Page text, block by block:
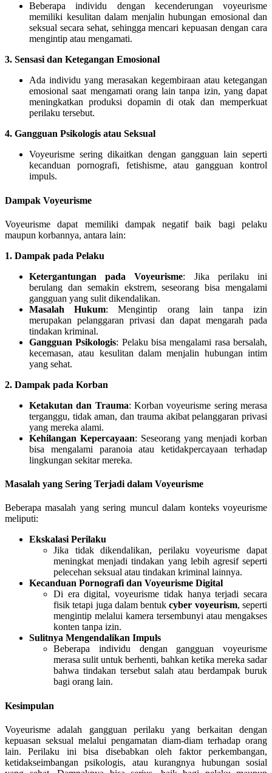
Beberapa individu dengan kecenderungan voyeurisme
memiliki kesulitan dalam menjalin hubungan emosional dan
seksual secara sehat, sehingga mencari kepuasan dengan cara
mengintip atau mengamati.
3. Sensasi dan Ketegangan Emosional
Ada individu yang merasakan kegembiraan atau ketegangan
emosional saat mengamati orang lain tanpa izin, yang dapat
meningkatkan produksi dopamin di otak dan memperkuat
perilaku tersebut.
4. Gangguan Psikologis atau Seksual
Voyeurisme sering dikaitkan dengan gangguan lain seperti
kecanduan pornografi, fetishisme, atau gangguan kontrol
impuls.
Dampak Voyeurisme
Voyeurisme dapat memiliki dampak negatif baik bagi pelaku
maupun korbannya, antara lain:
1. Dampak pada Pelaku
Ketergantungan pada Voyeurisme: Jika perilaku ini
berulang dan semakin ekstrem, seseorang bisa mengalami
gangguan yang sulit dikendalikan.
Masalah Hukum: Mengintip orang lain tanpa izin
merupakan pelanggaran privasi dan dapat mengarah pada
tindakan kriminal.
Gangguan Psikologis: Pelaku bisa mengalami rasa bersalah,
kecemasan, atau kesulitan dalam menjalin hubungan intim
yang sehat.
2. Dampak pada Korban
Ketakutan dan Trauma: Korban voyeurisme sering merasa
terganggu, tidak aman, dan trauma akibat pelanggaran privasi
yang mereka alami.
Kehilangan Kepercayaan: Seseorang yang menjadi korban
bisa mengalami paranoia atau ketidakpercayaan terhadap
lingkungan sekitar mereka.
Masalah yang Sering Terjadi dalam Voyeurisme
Beberapa masalah yang sering muncul dalam konteks voyeurisme
meliputi:
Ekskalasi Perilaku
Jika tidak dikendalikan, perilaku voyeurisme dapat
meningkat menjadi tindakan yang lebih agresif seperti
pelecehan seksual atau tindakan kriminal lainnya.
Kecanduan Pornografi dan Voyeurisme Digital
Di era digital, voyeurisme tidak hanya terjadi secara
fisik tetapi juga dalam bentukcyber voyeurism, seperti
mengintip melalui kamera tersembunyi atau mengakses
konten tanpa izin.
Sulitnya Mengendalikan Impuls
Beberapa individu dengan gangguan voyeurisme
merasa sulit untuk berhenti, bahkan ketika mereka sadar
bahwa tindakan tersebut salah atau berdampak buruk
bagi orang lain.
Kesimpulan
Voyeurisme adalah gangguan perilaku yang berkaitan dengan
kepuasan seksual melalui pengamatan diam-diam terhadap orang
lain. Perilaku ini bisa disebabkan oleh faktor perkembangan,
ketidakseimbangan psikologis, atau kurangnya hubungan sosial